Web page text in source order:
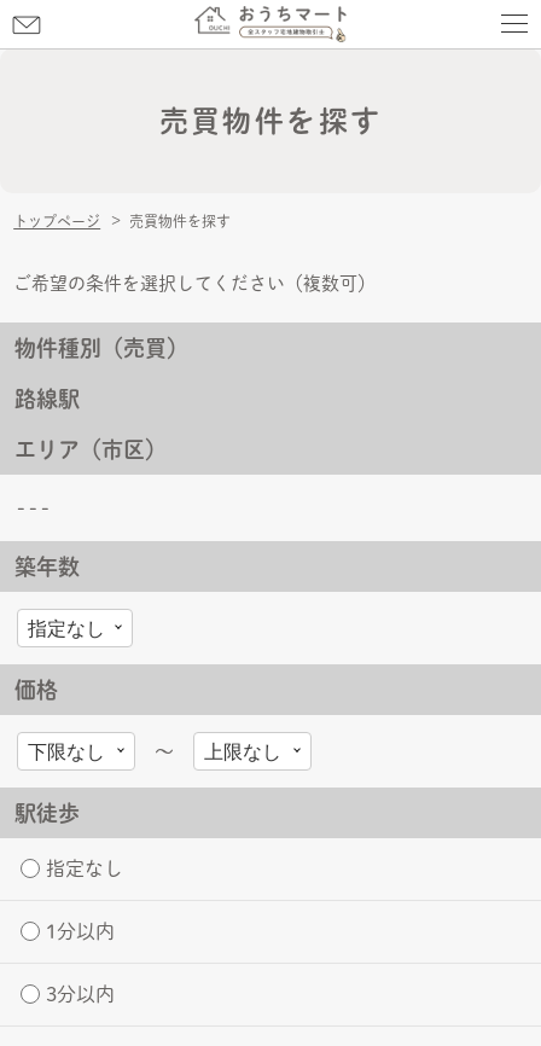
問
売買物件を探す
トップページ 売買物件を探す
ご希望の条件を選択してください（複数可）
物件種別（売買）
路線駅
エリア（市区）
---
築年数
価格
〜
駅徒歩
指定なし
1分以内
3分以内